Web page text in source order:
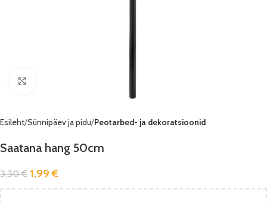
Esileht Sünnipäev ja pidu Peotarbed- ja dekoratsioonid
Saatana hang 50cm
3,30€ 1,99€